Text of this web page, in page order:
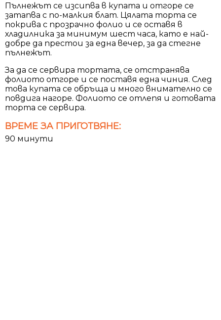
Пълнежът се изсипва в купата и отгоре се
затапва с по-малкия блат. Цялата торта се
покрива с прозрачно фолио и се оставя в
хладилника за минимум шест часа, като е най-
добре да престои за една вечер, за да стегне
пълнежът.
За да се сервира тортата, се отстранява
фолиото отгоре и се поставя една чиния. След
това купата се обръща и много внимателно се
повдига нагоре. Фолиото се отлепя и готовата
торта се сервира.
ВРЕМЕ ЗА ПРИГОТВЯНЕ:
90 минути